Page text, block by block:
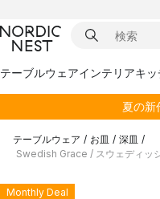
テーブルウェアインテリアキ
夏の新
テーブルウェア / お皿 / 深皿 /
Swedish Grace / スウェディッ
Monthly Deal